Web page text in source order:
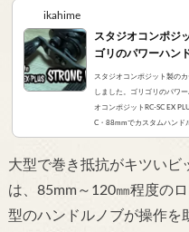
ikahime
スタジオコンポジ
ゴリのパワーハン
スタジオコンポジット製のカ
しました。ゴリゴリのパワ
オコンポジットRC-SC EX
C・88mmでカスタムハンド
グを高圧着した、堅牢な
ンポジット社のハンドル、
大型で巻き抵抗がキツいビ
は、85mm～120㎜程度の
型のハンドルノブが操作を